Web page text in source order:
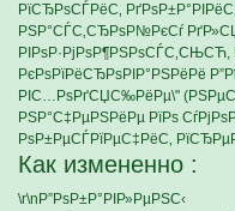
РїСЂРѕСЃРёС‚
РЅР°СЃС‚СЂРѕР№РєСѓ
РєРѕРїРёСЂРѕРІР°РЅРёРё
РІС…РѕРґСЏС‰РёРµ\"
РЅР°С‡РµРЅРёРµ РїРѕ
РѕР±РµСЃРїРµС‡РёС‚
Как измененно :
\r\nР”РѕР±Р°РІР»РµРЅС‹